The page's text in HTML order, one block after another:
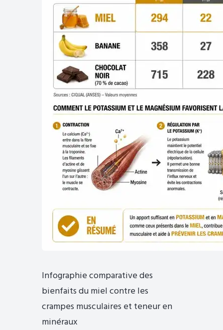
Infographie comparative des
bienfaits du miel contre les
crampes musculaires et teneur en
minéraux